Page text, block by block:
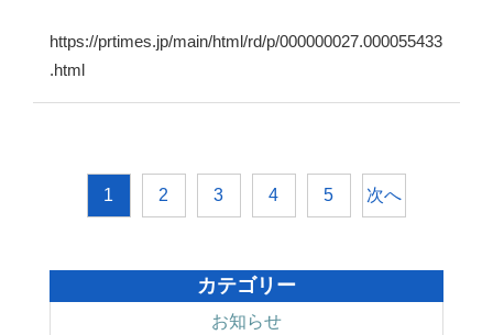
https://prtimes.jp/main/html/rd/p/000000027.000055433
.html
1 2 3 4 5 次へ
カテゴリー
お知らせ